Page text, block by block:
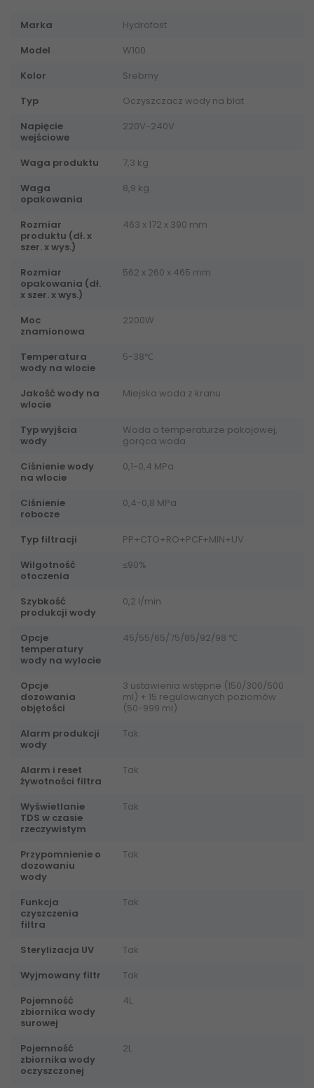
Marka
Hydrofast
Model
W100
Kolor
Srebrny
Typ
Oczyszczacz wody na blat
Napięcie
wejściowe
220V-240V
Waga produktu
7,3 kg
Waga
opakowania
8,9 kg
Rozmiar
produktu (dł. x
szer. x wys.)
463 x 172 x 390 mm
Rozmiar
opakowania (dł.
x szer. x wys.)
562 x 260 x 465 mm
Moc
znamionowa
2200W
Temperatura
wody na wlocie
5-38℃
Jakość wody na
wlocie
Miejska woda z kranu
Typ wyjścia
wody
Woda o temperaturze pokojowej,
gorąca woda
Ciśnienie wody
na wlocie
0,1-0,4 MPa
Ciśnienie
robocze
0,4-0,8 MPa
Typ filtracji
PP+CTO+RO+PCF+MIN+UV
Wilgotność
otoczenia
≤90%
Szybkość
produkcji wody
0,2 l/min
Opcje
temperatury
wody na wylocie
45/55/65/75/85/92/98 ℃
Opcje
dozowania
objętości
3 ustawienia wstępne (150/300/500
ml) + 15 regulowanych poziomów
(50-999 ml)
Alarm produkcji
wody
Tak
Alarm i reset
żywotności filtra
Tak
Wyświetlanie
TDS w czasie
rzeczywistym
Tak
Przypomnienie o
dozowaniu
wody
Tak
Funkcja
czyszczenia
filtra
Tak
Sterylizacja UV
Tak
Wyjmowany filtr
Tak
Pojemność
zbiornika wody
surowej
4L
Pojemność
zbiornika wody
oczyszczonej
2L